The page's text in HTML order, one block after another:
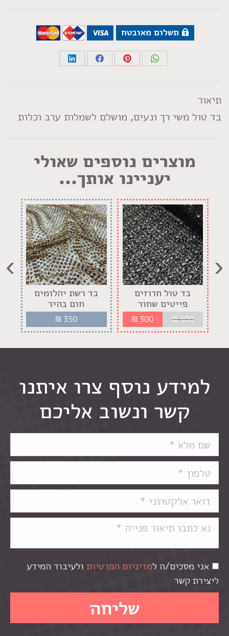
תשלום מאובטח
Share
Share
Share
Share
תיאור
בד טול משי רך ונעים, מושלם לשמלות ערב וכלות
מוצרים נוספים שאולי
יעניינו אותך...
בד טול חרוזים
פייטים שחור
₪500
₪ 300
בד רשת יהלומים
חום בהיר
₪ 350
‹
›
למידע נוסף צרו איתנו
קשר ונשוב אליכם
אני מסכים/ה למדיניות הפרטיות ולעיבוד המידע
ליצירת קשר